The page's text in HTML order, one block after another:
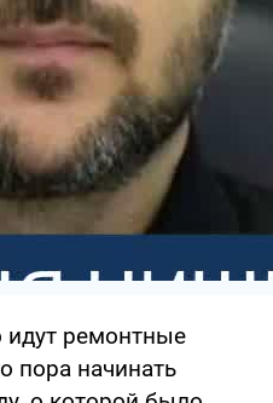
идут ремонтные
пора начинать